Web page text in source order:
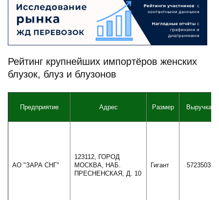
Рейтинг крупнейших импортёров женских
блузок, блуз и блузонов
Предприятие Адрес Размер Выручка
АО "ЗАРА СНГ"
123112, ГОРОД
МОСКВА, НАБ.
ПРЕСНЕНСКАЯ, Д. 10
Гигант 57235038